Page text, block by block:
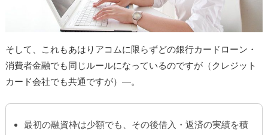
そして、これもあはりアコムに限らずどの銀行カードローン・
消費者金融でも同じルールになっているのですが（クレジット
カード会社でも共通ですが）―。
最初の融資枠は少額でも、その後借入・返済の実績を積